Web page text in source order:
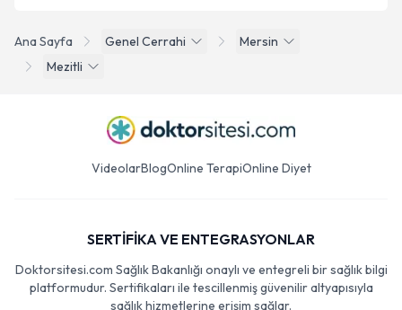
Ana Sayfa Genel Cerrahi
Mersin
Mezitli
VideolarBlogOnline TerapiOnline Diyet
SERTİFİKA VE ENTEGRASYONLAR
Doktorsitesi.com Sağlık Bakanlığı onaylı ve entegreli bir sağlık bilgi
platformudur. Sertifikaları ile tescillenmiş güvenilir altyapısıyla
sağlık hizmetlerine erişim sağlar.